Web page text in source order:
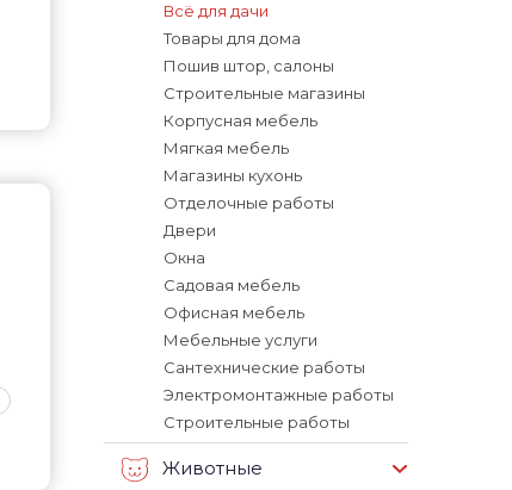
Всё для дачи
Товары для дома
Пошив штор, салоны
Строительные магазины
Корпусная мебель
Мягкая мебель
Магазины кухонь
Отделочные работы
Двери
Окна
Садовая мебель
Офисная мебель
Мебельные услуги
Сантехнические работы
Электромонтажные работы
Строительные работы
Животные